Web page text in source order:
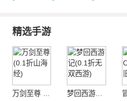
精选手游